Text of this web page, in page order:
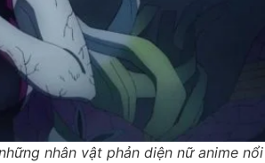
nhân vật phản diện nữ anime nổi